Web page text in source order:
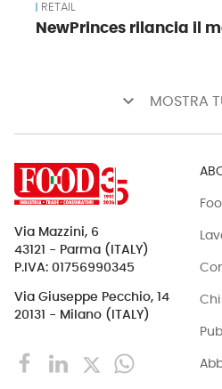
RETAIL
NewPrinces rilancia il
keyboard_arrow_down MOSTRA
Via Mazzini, 6
43121 - Parma (ITALY)
P.IVA: 01756990345
Via Giuseppe Pecchio, 14
20131 - Milano (ITALY)